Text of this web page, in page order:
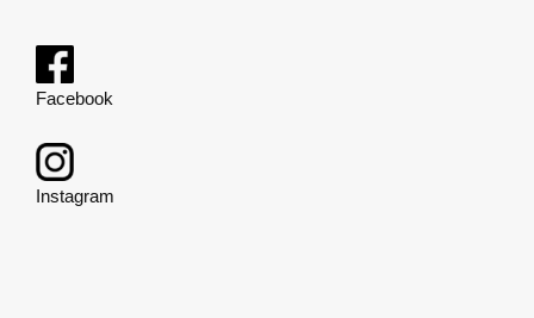
Facebook
Instagram